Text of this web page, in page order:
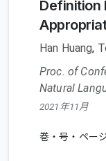
Definition
Han Huang,
Proc. of
Natural
2021年11月
巻・号・ペー